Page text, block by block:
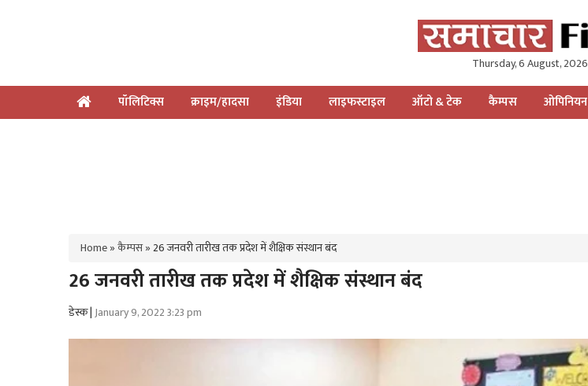
Thursday, 6 August, 2026
पॉलिटिक्स क्राइम/हादसा इंडिया लाइफस्टाइल ऑटो & टेक कैम्पस ओपिनियन
Home»कैम्पस»26 जनवरी तारीख तक प्रदेश में शैक्षिक संस्थान बंद
26 जनवरी तारीख तक प्रदेश में शैक्षिक संस्थान बंद
डेस्क |January 9, 2022 3:23 pm